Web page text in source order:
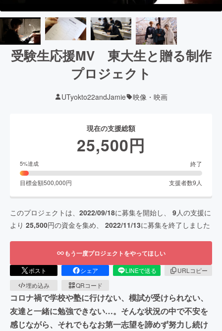
受験生応援MV 東大生と贈る制作
プロジェクト
UTyokto22andJamie 映像・映画
現在の支援総額
25,500円
5%達成 終了
目標金額500,000円 支援者数9 人
このプロジェクトは、 2022/09/18に募集を開始し、 9人の支援に
より 25,500円の資金を集め、 2022/11/13に募集を終了しました
もう一度プロジェクトをやってほしい
ポスト シェア LINEで送る
URLコピー
埋め込み
QRコード
コロナ禍で学校や塾に行けない、模試が受けられない、
友達と一緒に勉強できない…。そんな状況の中で不安を
感じながら、それでもなお第一志望を諦めず努力し続け